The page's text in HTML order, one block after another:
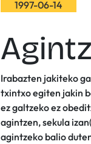
1997-06-14
Irabazten jakiteko
txintxo egiten jakin
ez galtzeko ez
agintzen, sekula
agintzeko balio